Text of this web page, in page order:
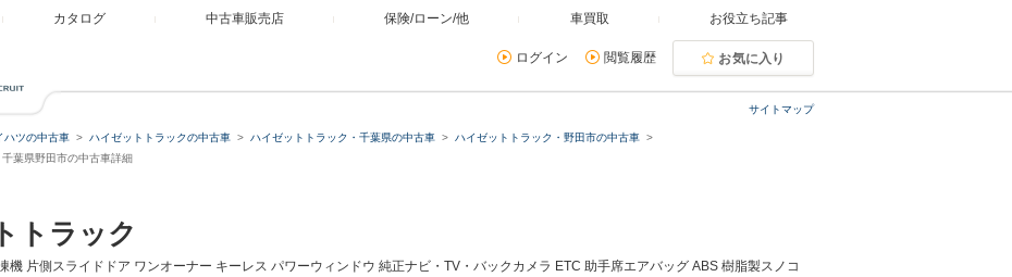
カタログ 中古車販売店 保険/ローン/他 車買取 お役立ち記事
ログイン 閲覧履歴 お気に入り
サイトマップ
ハツの中古車 ハイゼットトラックの中古車 ハイゼットトラック・千葉県の中古車
ハイゼットトラック・野田市の中古車
葉県野田市の中古車詳細
トラック
片側スライドドア ワンオーナー キーレス パワーウィンドウ 純正ナビ・TV・バックカメラ ETC 助手席エアバッグ ABS 樹脂製スノコ